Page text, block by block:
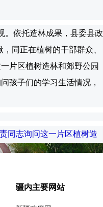
依托造林成果，县委县政
同正在植树的干部群众、
片区植树造林和郊野公园
孩子们的学习生活情况，
同志询问这一片区植树造
举、提质兴业利民并重，
果作为重要任务，聚焦重
疆内主要网站